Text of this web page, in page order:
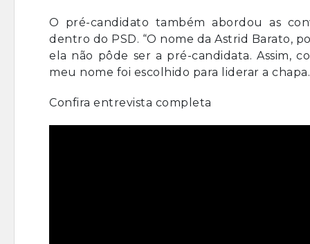
O pré-candidato também abordou as
dentro do PSD. “O nome da Astrid Barato,
ela não pôde ser a pré-candidata. Assim,
meu nome foi escolhido para liderar a
Confira entrevista completa